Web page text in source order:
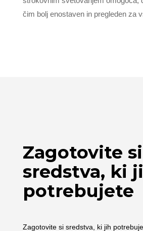
čim bolj enostaven in pregleden za
Zagotovite si
sredstva, ki
potrebujete
Zagotovite si sredstva, ki jih